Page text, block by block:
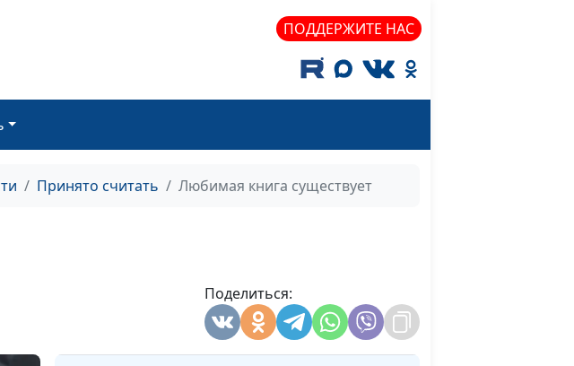
ПОДДЕРЖИТЕ НАС
Принято считать Любимая книга существует
Поделиться:
Юлия Синицына,
Гончар,педагог-
психолог
#407
Екатерина Валеева,
Как не попасть в сеть
Юлия Синицына,
Екатерина Валеева,
школьный психолог